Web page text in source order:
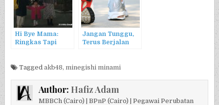
Hi Bye Mama:
Ringkas Tapi
Jangan Tunggu,
Terus Berjalan
Taggedakb48, minegishi minami
Author: Hafiz Adam
MBBCh (Cairo) | BPnP (Cairo) | Pegawai Perubatan